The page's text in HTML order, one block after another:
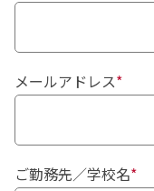
メールアドレス*
ご勤務先／学校名*